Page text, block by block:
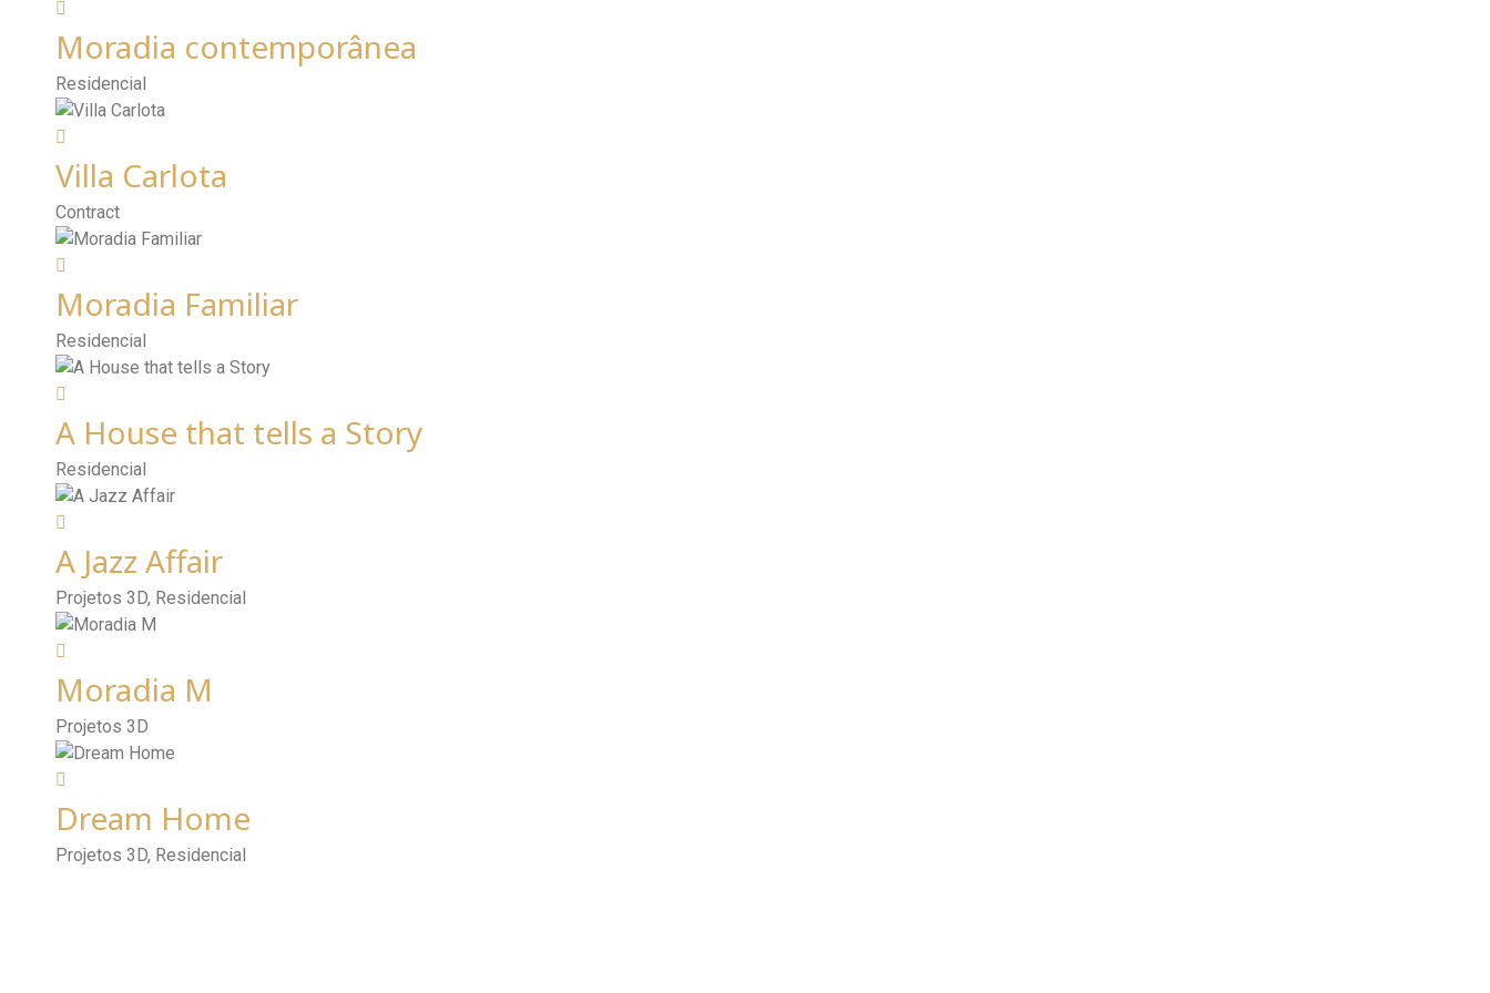
Moradia contemporânea
Residencial
Villa Carlota
Contract
Moradia Familiar
Residencial
A House that tells a Story
Residencial
A Jazz Affair
Projetos 3D, Residencial
Moradia M
Projetos 3D
Dream Home
Projetos 3D, Residencial